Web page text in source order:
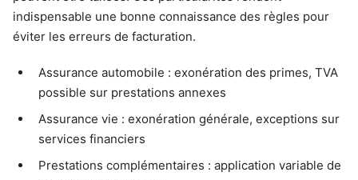
indispensable une bonne connaissance des règles pour
éviter les erreurs de facturation.
Assurance automobile : exonération des primes, TVA
possible sur prestations annexes
Assurance vie : exonération générale, exceptions sur
services financiers
Prestations complémentaires : application variable de